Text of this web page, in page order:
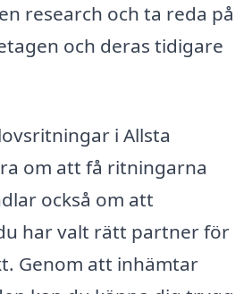
research och ta reda på
och deras tidigare
i Allsta
om att få ritningarna
också om att
har valt rätt partner för
Genom att inhämtar